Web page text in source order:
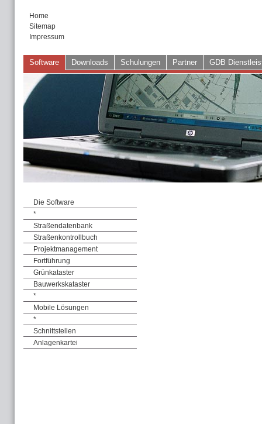
Home
Sitemap
Impressum
Software Downloads Schulungen Partner GDB
Die Software
*
Straßendatenbank
Straßenkontrollbuch
Projektmanagement
Fortführung
Grünkataster
Bauwerkskataster
*
Mobile Lösungen
*
Schnittstellen
Anlagenkartei